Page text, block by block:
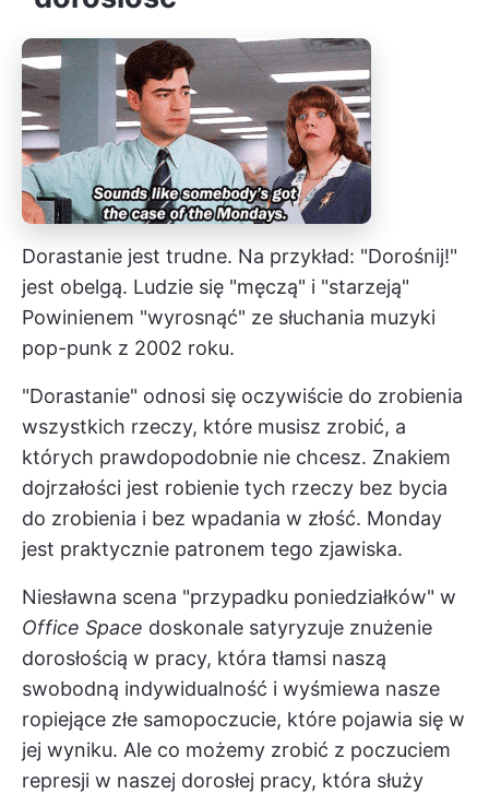
Dorastanie jest trudne. Na przykład: "Dorośnij!"
jest obelgą. Ludzie się "męczą" i "starzeją"
Powinienem "wyrosnąć" ze słuchania muzyki
pop-punk z 2002 roku.
"Dorastanie" odnosi się oczywiście do zrobienia
wszystkich rzeczy, które musisz zrobić, a
których prawdopodobnie nie chcesz. Znakiem
dojrzałości jest robienie tych rzeczy bez bycia
do zrobienia i bez wpadania w złość. Monday
jest praktycznie patronem tego zjawiska.
Niesławna scena "przypadku poniedziałków" w
Office Space doskonale satyryzuje znużenie
dorosłością w pracy, która tłamsi naszą
swobodną indywidualność i wyśmiewa nasze
ropiejące złe samopoczucie, które pojawia się w
jej wyniku. Ale co możemy zrobić z poczuciem
represji w naszej dorosłej pracy, która służy